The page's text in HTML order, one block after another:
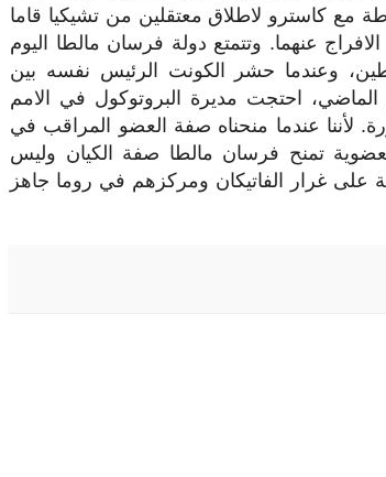
مع كاسترو لاطلاق معتقلين من تشيكيا قاما
عنهما. وتتمتع دولة فرسان مالطا اليوم
وعندما حشر الكونت الرئيس نفسه بين
الماضي، احتجت مديرة البروتوكول في الامم
عندما منحناه صفة العضو المراقب في
بوضوح ان هذه العضوية تمنح فرسان مالطا صفة الكيان وليس
على غرار الفاتيكان ومركزهم في روما جاهز